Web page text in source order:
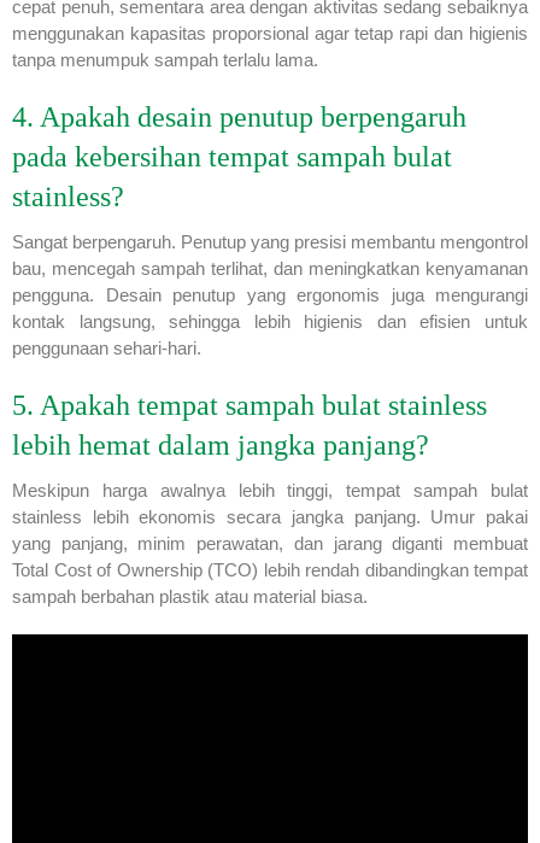
cepat penuh, sementara area dengan aktivitas sedang sebaiknya
menggunakan kapasitas proporsional agar tetap rapi dan higienis
tanpa menumpuk sampah terlalu lama.
4. Apakah desain penutup berpengaruh
pada kebersihan tempat sampah bulat
stainless?
Sangat berpengaruh. Penutup yang presisi membantu mengontrol
bau, mencegah sampah terlihat, dan meningkatkan kenyamanan
pengguna. Desain penutup yang ergonomis juga mengurangi
kontak langsung, sehingga lebih higienis dan efisien untuk
penggunaan sehari-hari.
5. Apakah tempat sampah bulat stainless
lebih hemat dalam jangka panjang?
Meskipun harga awalnya lebih tinggi, tempat sampah bulat
stainless lebih ekonomis secara jangka panjang. Umur pakai
yang panjang, minim perawatan, dan jarang diganti membuat
Total Cost of Ownership (TCO) lebih rendah dibandingkan tempat
sampah berbahan plastik atau material biasa.